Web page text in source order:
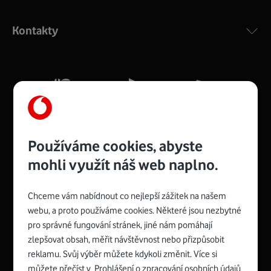
silný signál pro celou domácnost. Kompaktní rozměry 21
Více o COMPAL CH7465VF
Zyxel VMG8623-T50B:
Rozměry modemu jsou 16 x 22 x 7,5 cm (včetně stojánku)
a nabízí 4 gigabitové LAN porty a bezdrátové připojení Wi-
Spojte se s Vodafonem
Kontakty
Používáme cookies, abyste
mohli využít náš web naplno.
Chceme vám nabídnout co nejlepší zážitek na našem
webu, a proto používáme cookies. Některé jsou nezbytné
pro správné fungování stránek, jiné nám pomáhají
zlepšovat obsah, měřit návštěvnost nebo přizpůsobit
reklamu. Svůj výběr můžete kdykoli změnit. Více si
můžete přečíst v Prohlášení o zpracování osobních údajů